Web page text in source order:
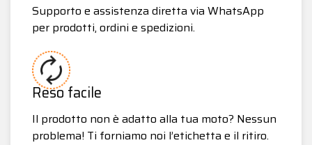
Supporto e assistenza diretta via WhatsApp
per prodotti, ordini e spedizioni.
Reso facile
Il prodotto non è adatto alla tua moto? Nessun
problema! Ti forniamo noi l’etichetta e il ritiro.